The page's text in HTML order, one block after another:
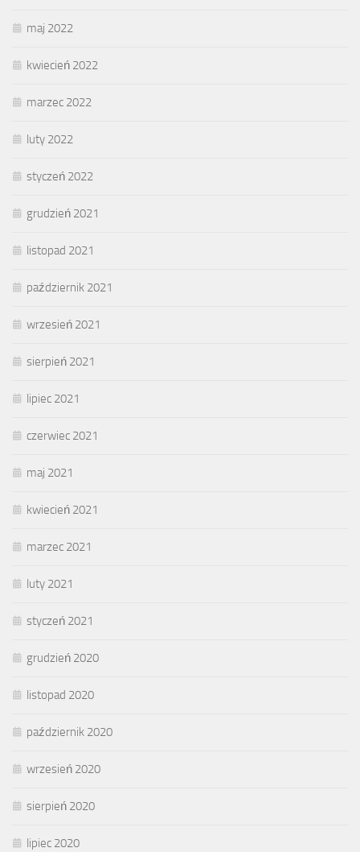
maj 2022
kwiecień 2022
marzec 2022
luty 2022
styczeń 2022
grudzień 2021
listopad 2021
październik 2021
wrzesień 2021
sierpień 2021
lipiec 2021
czerwiec 2021
maj 2021
kwiecień 2021
marzec 2021
luty 2021
styczeń 2021
grudzień 2020
listopad 2020
październik 2020
wrzesień 2020
sierpień 2020
lipiec 2020